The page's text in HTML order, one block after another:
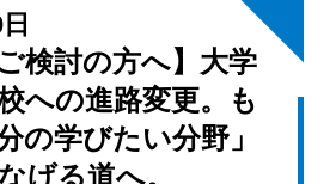
検討の方へ】大学
への進路変更。も
の学びたい分野」
げる道へ。